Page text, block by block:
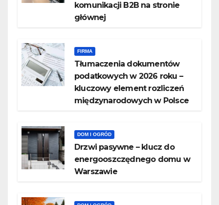
komunikacji B2B na stronie
głównej
FIRMA
Tłumaczenia dokumentów
podatkowych w 2026 roku –
kluczowy element rozliczeń
międzynarodowych w Polsce
DOM I OGRÓD
Drzwi pasywne – klucz do
energooszczędnego domu w
Warszawie